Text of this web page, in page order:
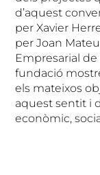
d’aquest
per Xavier
per Joan
Empresarial de
fundació
els mateixos
aquest sentit i
econòmic,